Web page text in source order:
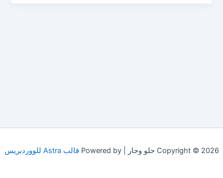
Copyright © 2026 حلو وحار | Powered by قالب Astra للووردبريس